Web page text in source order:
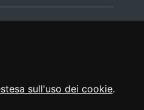
sull'uso dei cookie.
da